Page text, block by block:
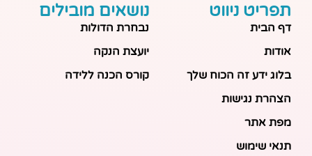
תפריט ניווט
דף הבית
אודות
בלוג ידע זה הכוח שלך
הצהרת נגישות
מפת אתר
תנאי שימוש
נושאים מובילים
נבחרת הדולות
יועצת הנקה
קורס הכנה ללידה